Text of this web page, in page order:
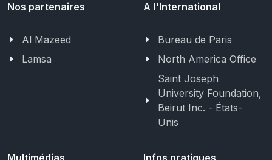
Nos partenaires
Al Mazeed
Lamsa
A l'International
Bureau de Paris
North America Office
Saint Joseph
University Foundation,
Beirut Inc. - États-
Unis